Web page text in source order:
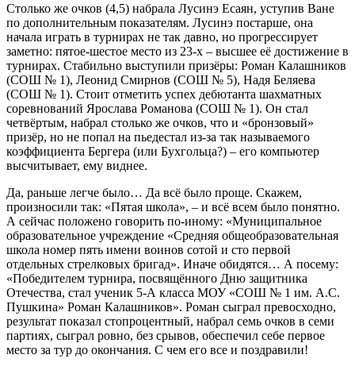
Столько же очков (4,5) набрала Лусинэ Есаян, уступив Ване
по дополнительным показателям. Лусинэ постарше, она
начала играть в турнирах не так давно, но прогрессирует
заметно: пятое-шестое место из 23-х – высшее её достижение в
турнирах. Стабильно выступили призёры: Роман Калашников
(СОШ № 1), Леонид Смирнов (СОШ № 5), Надя Беляева
(СОШ № 1). Стоит отметить успех дебютанта шахматных
соревнований Ярослава Романова (СОШ № 1). Он стал
четвёртым, набрал столько же очков, что и «бронзовый»
призёр, но не попал на пьедестал из-за так называемого
коэффициента Бергера (или Бухгольца?) – его компьютер
высчитывает, ему виднее.
Да, раньше легче было… Да всё было проще. Скажем,
произносили так: «Пятая школа», – и всё всем было понятно.
А сейчас положено говорить по-иному: «Муниципальное
образовательное учреждение «Средняя общеобразовательная
школа номер пять имени воинов сотой и сто первой
отдельных стрелковых бригад». Иначе обидятся… А посему:
«Победителем турнира, посвящённого Дню защитника
Отечества, стал ученик 5-А класса МОУ «СОШ № 1 им. А.С.
Пушкина» Роман Калашников». Роман сыграл превосходно,
результат показал стопроцентный, набрал семь очков в семи
партиях, сыграл ровно, без срывов, обеспечил себе первое
место за тур до окончания. С чем его все и поздравили!